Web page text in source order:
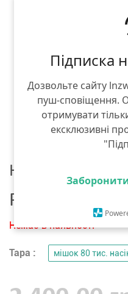
Підписка
Дозвольте сайту
пуш-сповіщення.
отримувати
ексклюзивні
Насіння
Pioneer
Немає в наявності
Тара : мішок 80 тис.